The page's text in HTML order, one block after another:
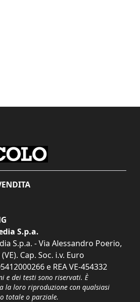
S.p.a.
S.p.a. - Via Alessandro Poerio,
Cap. Soc. i.v. Euro
e REA VE-454332
e dei testi sono riservati. È
la loro riproduzione con qualsiasi
totale o parziale.